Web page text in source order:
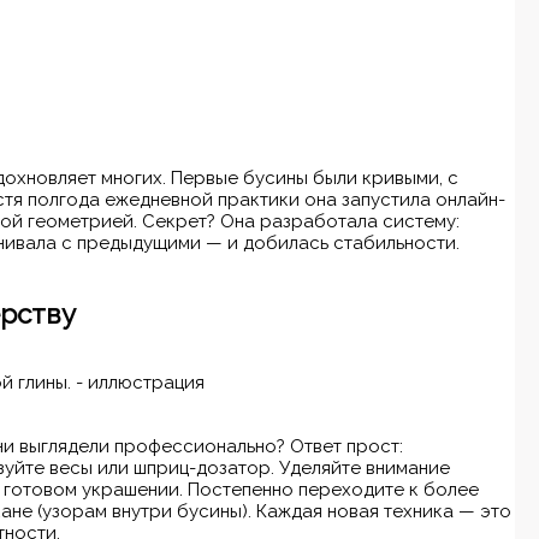
многих. Первые бусины были кривыми, с
полгода ежедневной практики она запустила онлайн-
геометрией. Секрет? Она разработала систему:
с предыдущими — и добилась стабильности.
выглядели профессионально? Ответ прост:
весы или шприц-дозатор. Уделяйте внимание
украшении. Постепенно переходите к более
(узорам внутри бусины). Каждая новая техника — это